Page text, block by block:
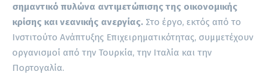
σημαντικό πυλώνα αντιμετώπισης της οικονομικής
κρίσης και νεανικής ανεργίας. Στο έργο, εκτός από το
Ινστιτούτο Ανάπτυξης Επιχειρηματικότητας, συμμετέχουν
οργανισμοί από την Τουρκία, την Ιταλία και την
Πορτογαλία.